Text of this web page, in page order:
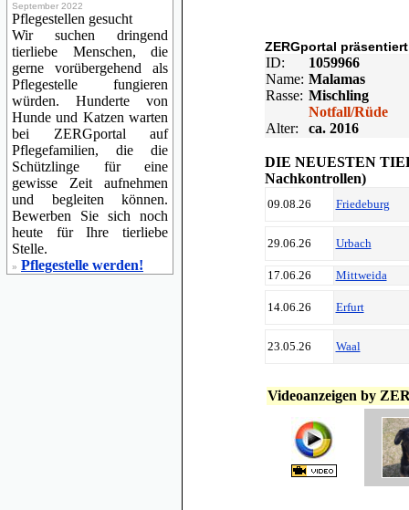
September 2022
Pflegestellen gesucht
Wir suchen dringend
tierliebe Menschen, die
gerne vorübergehend als
Pflegestelle fungieren
würden. Hunderte von
Hunde und Katzen warten
bei ZERGportal auf
Pflegefamilien, die die
Schützlinge für eine
gewisse Zeit aufnehmen
und begleiten können.
Bewerben Sie sich noch
heute für Ihre tierliebe
Stelle.
» Pflegestelle werden!
ZERGportal
ID:
1059966
Name: Malamas
Rasse: Mischling
Notfall/Rüde
Alter:
ca. 2016
DIE NEUESTEN
Nachkontrollen)
09.08.26 Friedeburg
29.06.26 Urbach
17.06.26 Mittweida
14.06.26 Erfurt
23.05.26 Waal
Videoanzeigen by